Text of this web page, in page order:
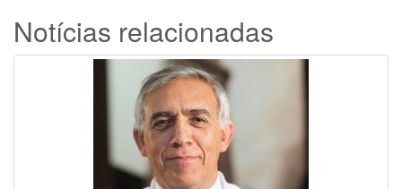
Notícias relacionadas